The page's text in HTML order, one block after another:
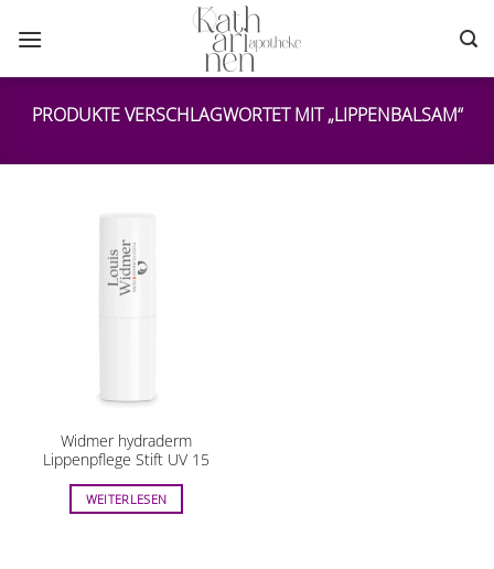
Inhalt
PRODUKTE VERSCHLAGWORTET MIT „LIPPENBALSAM“
Widmer hydraderm
Lippenpflege Stift UV 15
WEITERLESEN